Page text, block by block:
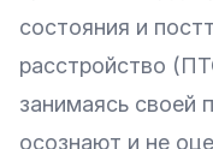
состояния и
расстройство
занимаясь своей
осознают и не